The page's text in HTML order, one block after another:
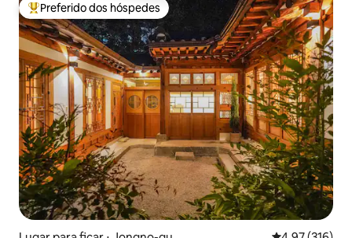
Entre os melhores preferidos dos hóspedes
Preferido dos hóspedes